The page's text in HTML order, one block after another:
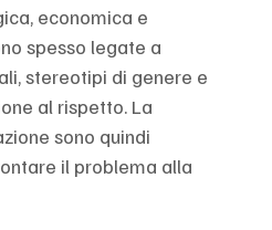
economica e
spesso legate a
stereotipi di genere e
al rispetto. La
sono quindi
il problema alla